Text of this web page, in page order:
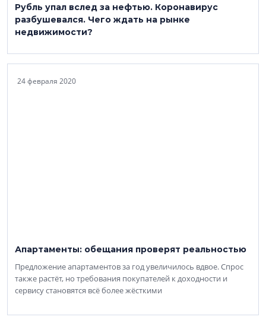
Рубль упал вслед за нефтью. Коронавирус
разбушевался. Чего ждать на рынке
недвижимости?
24 февраля 2020
Апартаменты: обещания проверят реальностью
Предложение апартаментов за год увеличилось вдвое. Спрос
также растёт, но требования покупателей к доходности и
сервису становятся всё более жёсткими